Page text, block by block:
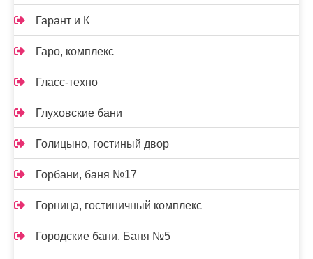
Гарант и К
Гаро, комплекс
Гласс-техно
Глуховские бани
Голицыно, гостиный двор
Горбани, баня №17
Горница, гостиничный комплекс
Городские бани, Баня №5